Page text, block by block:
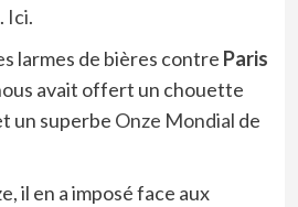
. Ici.
larmes de bières contre Paris
avait offert un chouette
un superbe Onze Mondial de
il en a imposé face aux